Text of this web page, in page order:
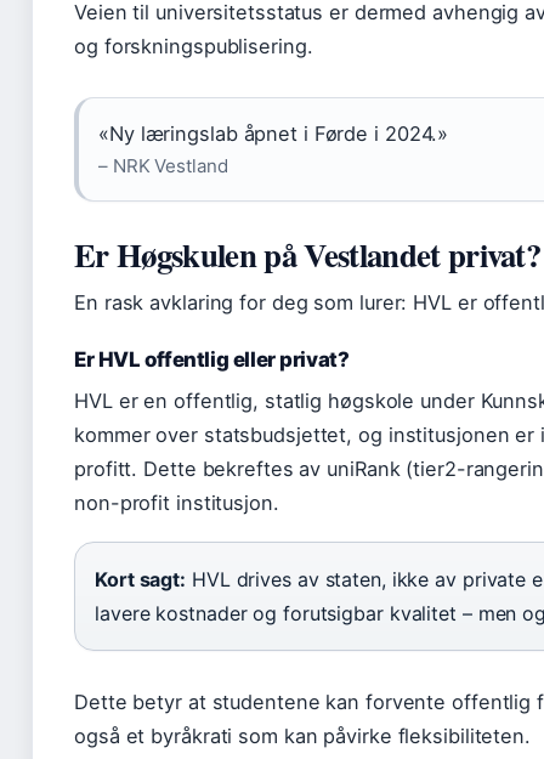
Veien til universitetsstatus er dermed avhengig
og forskningspublisering.
«Ny læringslab åpnet i Førde i 2024.»
– NRK Vestland
Er Høgskulen på Vestlandet privat?
En rask avklaring for deg som lurer: HVL er
Er HVL offentlig eller privat?
HVL er en offentlig, statlig høgskole under
kommer over statsbudsjettet, og institusjonen
profitt. Dette bekreftes av uniRank (tier2-
non-profit institusjon.
Kort sagt: HVL drives av staten, ikke av private
lavere kostnader og forutsigbar kvalitet – men
Dette betyr at studentene kan forvente offentlig
også et byråkrati som kan påvirke fleksibiliteten.